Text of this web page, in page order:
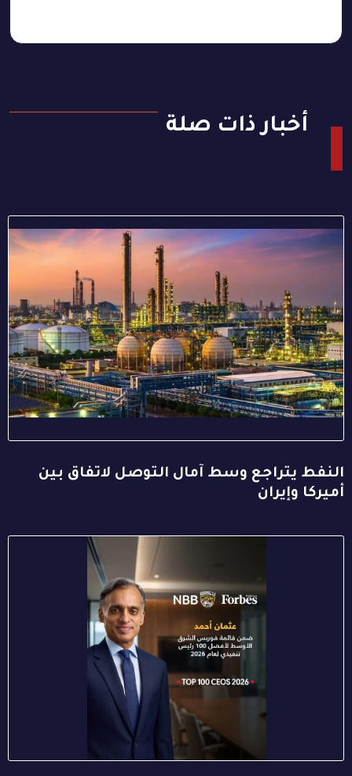
أخبار ذات صلة
النفط يتراجع وسط آمال التوصل لاتفاق بين
أميركا وإيران